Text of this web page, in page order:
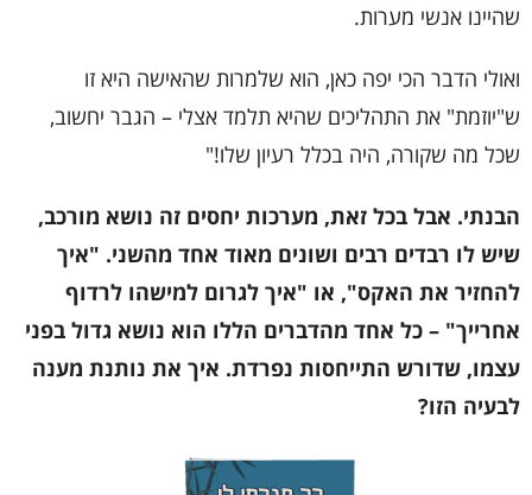
שהיינו אנשי מערות.
ואולי הדבר הכי יפה כאן, הוא שלמרות שהאישה היא זו
ש"יוזמת" את התהליכים שהיא תלמד אצלי – הגבר יחשוב,
שכל מה שקורה, היה בכלל רעיון שלו!"
הבנתי. אבל בכל זאת, מערכות יחסים זה נושא מורכב,
שיש לו רבדים רבים ושונים מאוד אחד מהשני. "איך
להחזיר את האקס", או "איך לגרום למישהו לרדוף
אחרייך" – כל אחד מהדברים הללו הוא נושא גדול בפני
עצמו, שדורש התייחסות נפרדת. איך את נותנת מענה
לבעיה הזו?